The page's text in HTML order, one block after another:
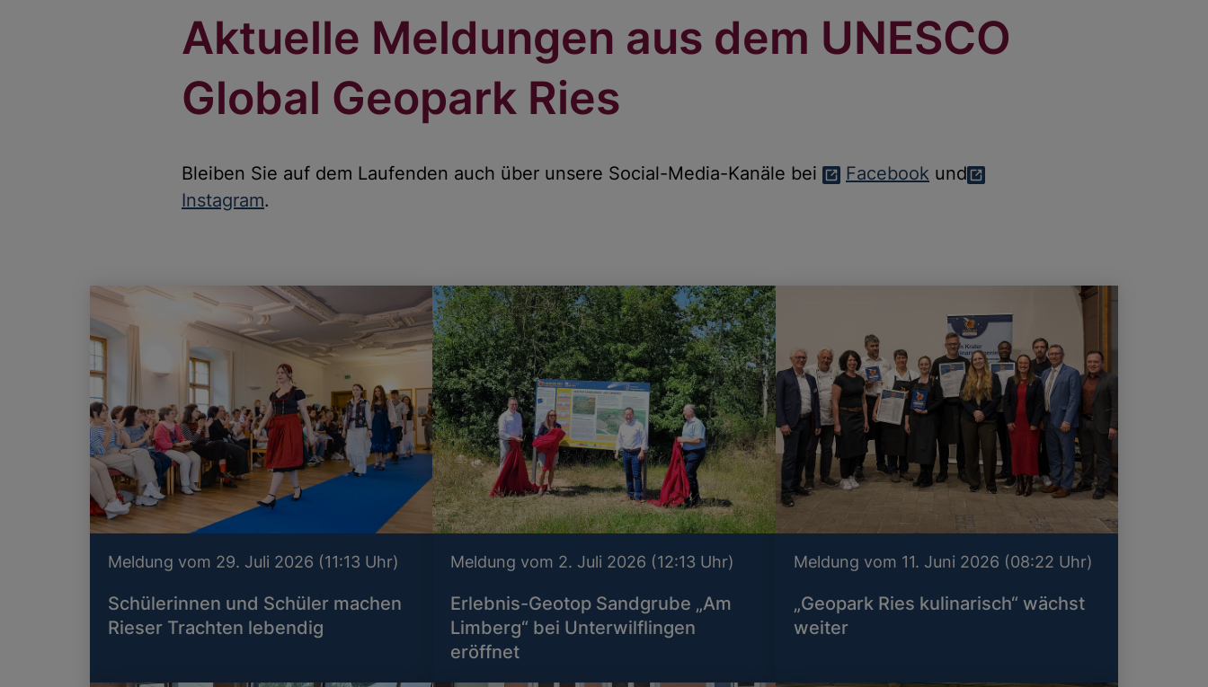
Aktuelle Meldungen aus dem UNESCO
Global Geopark Ries
Bleiben Sie auf dem Laufenden auch über unsere Social-Media-Kanäle bei Facebook und
Instagram.
Meldung vom 29. Juli 2026 (11:13 Uhr)
Schülerinnen und Schüler machen
Rieser Trachten lebendig
Meldung vom 2. Juli 2026 (12:13 Uhr)
Erlebnis-Geotop Sandgrube „Am
Limberg“ bei Unterwilflingen
eröffnet
Meldung vom 11. Juni 2026 (08:22 Uhr)
„Geopark Ries kulinarisch“ wächst
weiter